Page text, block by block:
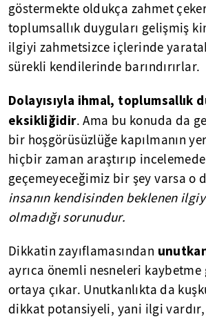
göstermekte oldukça zahmet
toplumsallık duyguları gelişmiş
ilgiyi zahmetsizce içlerinde
sürekli kendilerinde barındırırlar.
Dolayısıyla ihmal, toplumsallık
eksikliğidir. Ama bu konuda da
bir hoşgörüsüzlüğe kapılmanın
hiçbir zaman araştırıp
geçemeyeceğimiz bir şey varsa o
insanın kendisinden beklenen
olmadığı sorunudur.
Dikkatin zayıflamasından
ayrıca önemli nesneleri
ortaya çıkar. Unutkanlıkta da
dikkat potansiyeli, yani ilgi